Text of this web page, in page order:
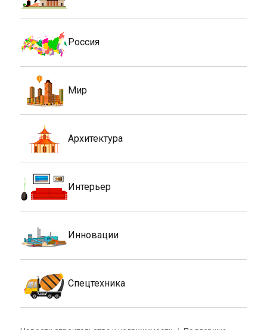
Россия
Мир
Архитектура
Интерьер
Инновации
Спецтехника